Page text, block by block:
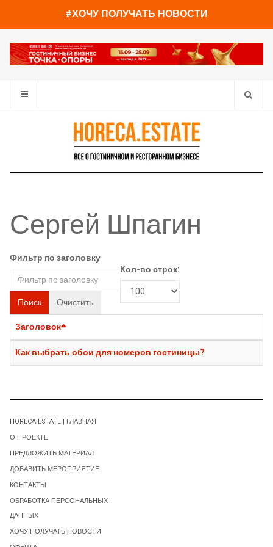
#ХОЧУ ПОЛУЧАТЬ НОВОСТИ
Сергей Шпагин
Фильтр по заголовку
Поиск Очистить
Кол-во строк:
Заголовок
Как выбрать обои для номеров гостиницы?
HORECA ESTATE | ГЛАВНАЯ
О ПРОЕКТЕ
ПРЕДЛОЖИТЬ МАТЕРИАЛ
ДОБАВИТЬ МЕРОПРИЯТИЕ
КОНТАКТЫ
ОБРАБОТКА ПЕРСОНАЛЬНЫХ
ДАННЫХ
ХОЧУ ПОЛУЧАТЬ НОВОСТИ